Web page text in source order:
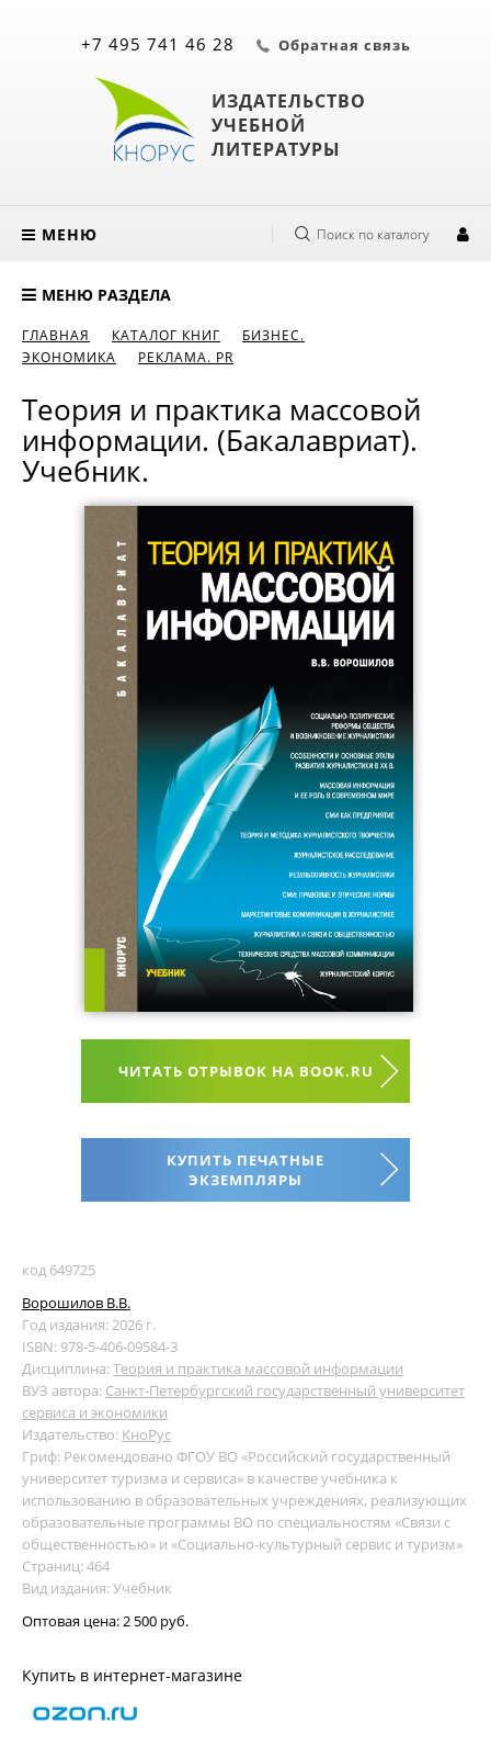
ИЗДАТЕЛЬСТВО
УЧЕБНОЙ
ЛИТЕРАТУРЫ
+7 495 741 46 28 Обратная связь
МЕНЮ Поиск по каталогу
МЕНЮ РАЗДЕЛА
ГЛАВНАЯ КАТАЛОГ КНИГ
БИЗНЕС.
ЭКОНОМИКА
РЕКЛАМА. PR
Теория и практика массовой
информации. (Бакалавриат).
Учебник.
ЧИТАТЬ ОТРЫВОК НА BOOK.RU
КУПИТЬ ПЕЧАТНЫЕ
ЭКЗЕМПЛЯРЫ
код 649725
Ворошилов В.В.
Год издания: 2026 г.
ISBN: 978-5-406-09584-3
Дисциплина:Теория и практика массовой информации
ВУЗ автора: Санкт-Петербургский государственный университет
сервиса и экономики
Издательство: КноРус
Гриф: Рекомендовано ФГОУ ВО «Российский государственный
университет туризма и сервиса» в качестве учебника к
использованию в образовательных учреждениях, реализующих
образовательные программы ВО по специальностям «Связи с
общественностью» и «Социально-культурный сервис и туризм»
Страниц: 464
Вид издания: Учебник
Оптовая цена:2 500 руб.
Купить в интернет-магазине